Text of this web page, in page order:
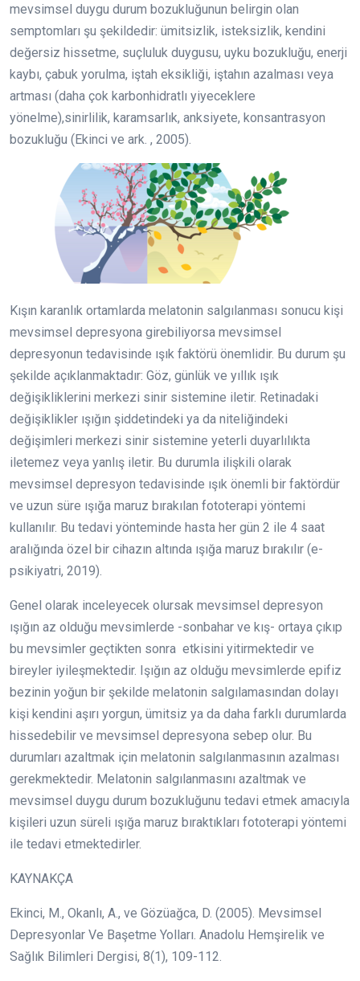
mevsimsel duygu durum bozukluğunun belirgin olan
semptomları şu şekildedir: ümitsizlik, isteksizlik, kendini
değersiz hissetme, suçluluk duygusu, uyku bozukluğu, enerji
kaybı, çabuk yorulma, iştah eksikliği, iştahın azalması veya
artması (daha çok karbonhidratlı yiyeceklere
yönelme),sinirlilik, karamsarlık, anksiyete, konsantrasyon
bozukluğu (Ekinci ve ark. , 2005).
Kışın karanlık ortamlarda melatonin salgılanması sonucu kişi
mevsimsel depresyona girebiliyorsa mevsimsel
depresyonun tedavisinde ışık faktörü önemlidir. Bu durum şu
şekilde açıklanmaktadır: Göz, günlük ve yıllık ışık
değişikliklerini merkezi sinir sistemine iletir. Retinadaki
değişiklikler ışığın şiddetindeki ya da niteliğindeki
değişimleri merkezi sinir sistemine yeterli duyarlılıkta
iletemez veya yanlış iletir. Bu durumla ilişkili olarak
mevsimsel depresyon tedavisinde ışık önemli bir faktördür
ve uzun süre ışığa maruz bırakılan fototerapi yöntemi
kullanılır. Bu tedavi yönteminde hasta her gün 2 ile 4 saat
aralığında özel bir cihazın altında ışığa maruz bırakılır (e-
psikiyatri, 2019).
Genel olarak inceleyecek olursak mevsimsel depresyon
ışığın az olduğu mevsimlerde -sonbahar ve kış- ortaya çıkıp
bu mevsimler geçtikten sonra etkisini yitirmektedir ve
bireyler iyileşmektedir. Işığın az olduğu mevsimlerde epifiz
bezinin yoğun bir şekilde melatonin salgılamasından dolayı
kişi kendini aşırı yorgun, ümitsiz ya da daha farklı durumlarda
hissedebilir ve mevsimsel depresyona sebep olur. Bu
durumları azaltmak için melatonin salgılanmasının azalması
gerekmektedir. Melatonin salgılanmasını azaltmak ve
mevsimsel duygu durum bozukluğunu tedavi etmek amacıyla
kişileri uzun süreli ışığa maruz bıraktıkları fototerapi yöntemi
ile tedavi etmektedirler.
KAYNAKÇA
Ekinci, M., Okanlı, A., ve Gözüağca, D. (2005). Mevsimsel
Depresyonlar Ve Başetme Yolları. Anadolu Hemşirelik ve
Sağlık Bilimleri Dergisi, 8(1), 109-112.